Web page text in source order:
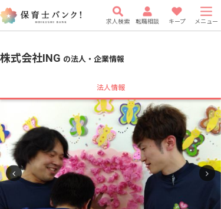
求人検索 転職相談 キープ メニュー
株式会社ING の法人・企業情報
法人情報